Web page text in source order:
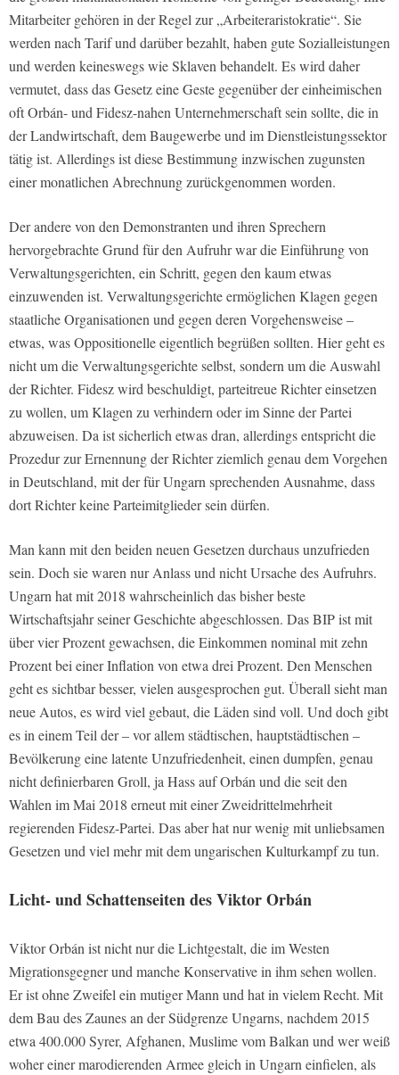
Mitarbeiter gehören in der Regel zur „Arbeiteraristokratie“. Sie
werden nach Tarif und darüber bezahlt, haben gute Sozialleistungen
und werden keineswegs wie Sklaven behandelt. Es wird daher
vermutet, dass das Gesetz eine Geste gegenüber der einheimischen
oft Orbán- und Fidesz-nahen Unternehmerschaft sein sollte, die in
der Landwirtschaft, dem Baugewerbe und im Dienstleistungssektor
tätig ist. Allerdings ist diese Bestimmung inzwischen zugunsten
einer monatlichen Abrechnung zurückgenommen worden.
Der andere von den Demonstranten und ihren Sprechern
hervorgebrachte Grund für den Aufruhr war die Einführung von
Verwaltungsgerichten, ein Schritt, gegen den kaum etwas
einzuwenden ist. Verwaltungsgerichte ermöglichen Klagen gegen
staatliche Organisationen und gegen deren Vorgehensweise –
etwas, was Oppositionelle eigentlich begrüßen sollten. Hier geht es
nicht um die Verwaltungsgerichte selbst, sondern um die Auswahl
der Richter. Fidesz wird beschuldigt, parteitreue Richter einsetzen
zu wollen, um Klagen zu verhindern oder im Sinne der Partei
abzuweisen. Da ist sicherlich etwas dran, allerdings entspricht die
Prozedur zur Ernennung der Richter ziemlich genau dem Vorgehen
in Deutschland, mit der für Ungarn sprechenden Ausnahme, dass
dort Richter keine Parteimitglieder sein dürfen.
Man kann mit den beiden neuen Gesetzen durchaus unzufrieden
sein. Doch sie waren nur Anlass und nicht Ursache des Aufruhrs.
Ungarn hat mit 2018 wahrscheinlich das bisher beste
Wirtschaftsjahr seiner Geschichte abgeschlossen. Das BIP ist mit
über vier Prozent gewachsen, die Einkommen nominal mit zehn
Prozent bei einer Inflation von etwa drei Prozent. Den Menschen
geht es sichtbar besser, vielen ausgesprochen gut. Überall sieht man
neue Autos, es wird viel gebaut, die Läden sind voll. Und doch gibt
es in einem Teil der – vor allem städtischen, hauptstädtischen –
Bevölkerung eine latente Unzufriedenheit, einen dumpfen, genau
nicht definierbaren Groll, ja Hass auf Orbán und die seit den
Wahlen im Mai 2018 erneut mit einer Zweidrittelmehrheit
regierenden Fidesz-Partei. Das aber hat nur wenig mit unliebsamen
Gesetzen und viel mehr mit dem ungarischen Kulturkampf zu tun.
Licht- und Schattenseiten des Viktor Orbán
Viktor Orbán ist nicht nur die Lichtgestalt, die im Westen
Migrationsgegner und manche Konservative in ihm sehen wollen.
Er ist ohne Zweifel ein mutiger Mann und hat in vielem Recht. Mit
dem Bau des Zaunes an der Südgrenze Ungarns, nachdem 2015
etwa 400.000 Syrer, Afghanen, Muslime vom Balkan und wer weiß
woher einer marodierenden Armee gleich in Ungarn einfielen, als